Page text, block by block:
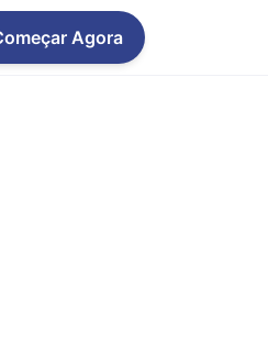
Agora